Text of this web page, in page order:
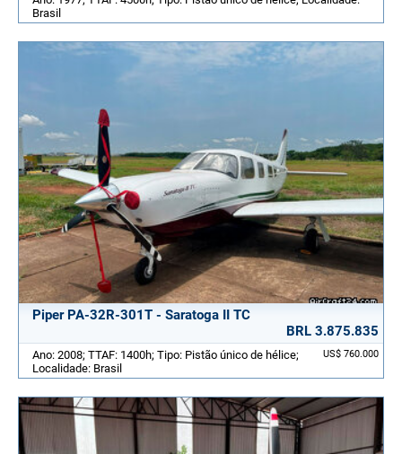
Brasil
Piper PA-32R-301T - Saratoga II TC
BRL 3.875.835
US$ 760.000
Ano: 2008; TTAF: 1400h; Tipo: Pistão único de hélice;
Localidade: Brasil